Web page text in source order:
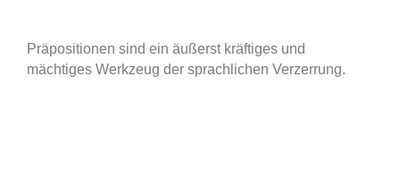
Präpositionen sind ein äußerst kräftiges und
mächtiges Werkzeug der sprachlichen Verzerrung.